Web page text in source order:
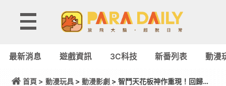
最新消息 遊戲資訊 3C科技 新番列表 動漫
首頁 > 動漫玩具> 動漫影劇 > 智鬥天花板神作重現！回歸線